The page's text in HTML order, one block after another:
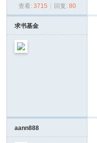
书
地
查看: 3715 回复: 80
求书基金
aann888